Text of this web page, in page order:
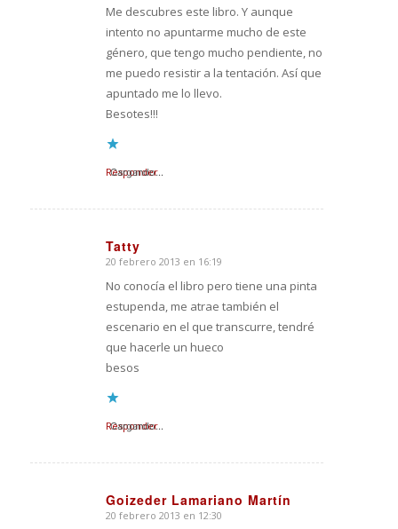
Me descubres este libro. Y aunque
intento no apuntarme mucho de este
género, que tengo mucho pendiente, no
me puedo resistir a la tentación. Así que
apuntado me lo llevo.
Besotes!!!
Cargando...
Responder
Tatty
Dice:
20 febrero 2013 en 16:19
No conocía el libro pero tiene una pinta
estupenda, me atrae también el
escenario en el que transcurre, tendré
que hacerle un hueco
besos
Cargando...
Responder
Goizeder Lamariano Martín
Dice:
20 febrero 2013 en 12:30